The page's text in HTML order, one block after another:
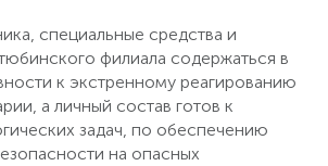
специальные средства и
филиала содержаться в
к экстренному реагированию
а личный состав готов к
задач, по обеспечению
на опасных